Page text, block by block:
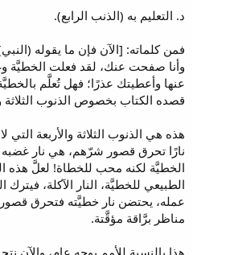
د. التعليم به (الذنب الرابع).
فمن كلماته: [الآن فإن ما يقوله
وأنا صفحت عنك، لقد فعلت الخطيَّة
عنها وأعطيتك عذرًا؛ فهل تُعلَّم
قصده الكتاب بخصوص الذنوب الثلاثة
هذه هي الذنوب الثلاثة والأربعة التي
نارًا تحرق قصور شرّهم، هي نار غضبه
الخطيَّة لكنه محب للخطاة! لعلَّ هذه
الطبيعي للخطيَّة، النار الآكلة، فيترك
عمله، يحتضن نار خطيَّته فتحرق
مناظر برَّاقة مؤقَّتة.
هذا بالنسبة للأمم بوجه عام، والآن